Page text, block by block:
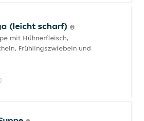
(leicht scharf)
mit Hühnerfleisch,
Frühlingszwiebeln und